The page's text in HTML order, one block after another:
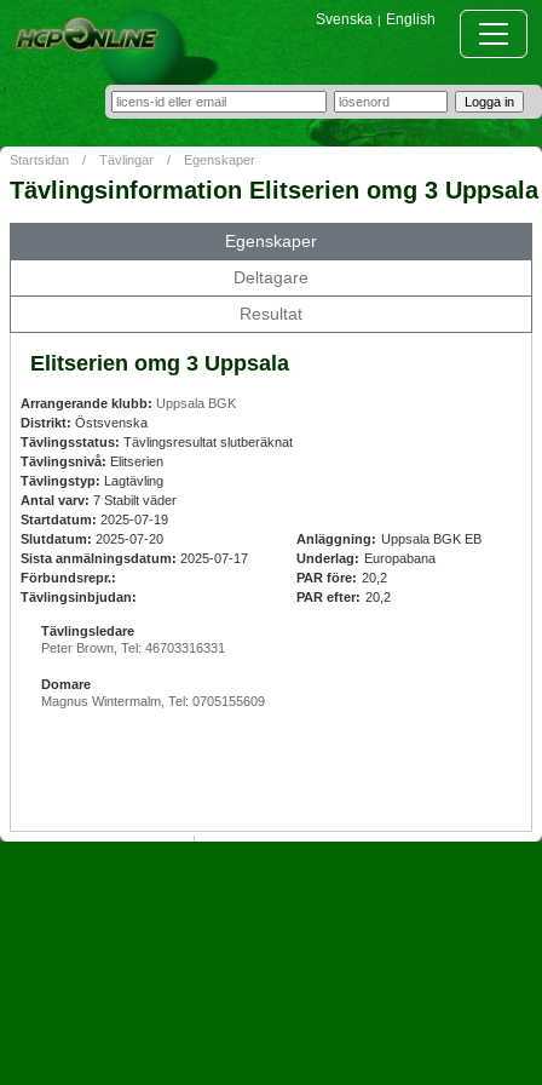
Svenska | English
Startsidan / Tävlingar / Egenskaper
Tävlingsinformation Elitserien omg 3 Uppsala
Egenskaper
Deltagare
Resultat
Elitserien omg 3 Uppsala
Arrangerande klubb: Uppsala BGK
Distrikt: Östsvenska
Tävlingsstatus: Tävlingsresultat slutberäknat
Tävlingsnivå: Elitserien
Tävlingstyp: Lagtävling
Antal varv: 7 Stabilt väder
Startdatum: 2025-07-19
Slutdatum: 2025-07-20
Sista anmälningsdatum: 2025-07-17
Förbundsrepr.:
Tävlingsinbjudan:
Anläggning: Uppsala BGK EB
Underlag: Europabana
PAR före: 20,2
PAR efter: 20,2
Tävlingsledare
Peter Brown, Tel: 46703316331
Domare
Magnus Wintermalm, Tel: 0705155609